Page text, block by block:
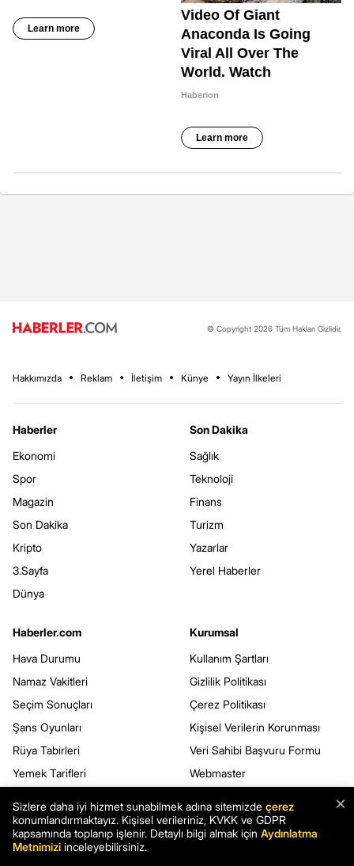
© Copyright 2026 Tüm Hakları Gizlidir.
Hakkımızda Reklam İletişim Künye Yayın İlkeleri
Haberler
Ekonomi
Spor
Magazin
Son Dakika
Kripto
3.Sayfa
Dünya
Son Dakika
Sağlık
Teknoloji
Finans
Turizm
Yazarlar
Yerel Haberler
Haberler.com
Hava Durumu
Namaz Vakitleri
Seçim Sonuçları
Şans Oyunları
Rüya Tabirleri
Yemek Tarifleri
Kurumsal
Kullanım Şartları
Gizlilik Politikası
Çerez Politikası
Kişisel Verilerin Korunması
Veri Sahibi Başvuru Formu
Webmaster
RSS
Sitene Ekle
×
Sizlere daha iyi hizmet sunabilmek adına sitemizde çerez
konumlandırmaktayız. Kişisel verileriniz, KVKK ve GDPR
kapsamında toplanıp işlenir. Detaylı bilgi almak için Aydınlatma
Metnimizi inceleyebilirsiniz.